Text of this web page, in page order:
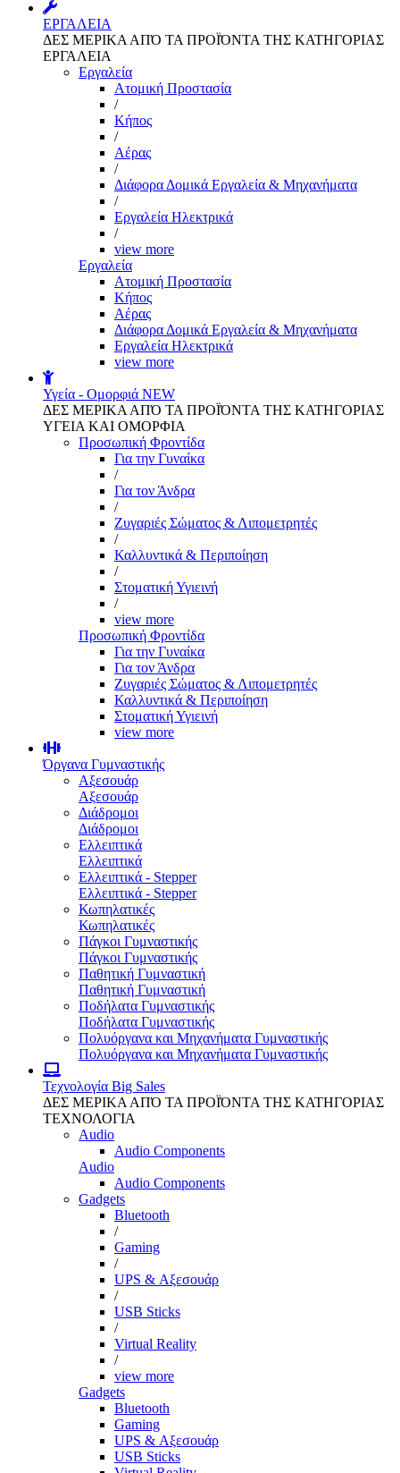
ΕΡΓΑΛΕΙΑ
ΔΕΣ ΜΕΡΙΚΑ ΑΠΌ ΤΑ ΠΡΟΪΌΝΤΑ ΤΗΣ ΚΑΤΗΓΟΡΙΑΣ
ΕΡΓΑΛΕΙΑ
Εργαλεία
Aτομική Προστασία
/
Kήπος
/
Αέρας
/
Διάφορα Δομικά Εργαλεία & Μηχανήματα
/
Εργαλεία Ηλεκτρικά
/
view more
Εργαλεία
Aτομική Προστασία
Kήπος
Αέρας
Διάφορα Δομικά Εργαλεία & Μηχανήματα
Εργαλεία Ηλεκτρικά
view more
Υγεία - Ομορφιά NEW
ΔΕΣ ΜΕΡΙΚΑ ΑΠΌ ΤΑ ΠΡΟΪΌΝΤΑ ΤΗΣ ΚΑΤΗΓΟΡΙΑΣ
ΥΓΕΙΑ ΚΑΙ ΟΜΟΡΦΙΑ
Προσωπική Φροντίδα
Για την Γυναίκα
/
Για τον Άνδρα
/
Ζυγαριές Σώματος & Λιπομετρητές
/
Καλλυντικά & Περιποίηση
/
Στοματική Υγιεινή
/
view more
Προσωπική Φροντίδα
Για την Γυναίκα
Για τον Άνδρα
Ζυγαριές Σώματος & Λιπομετρητές
Καλλυντικά & Περιποίηση
Στοματική Υγιεινή
view more
Όργανα Γυμναστικής
Αξεσουάρ
Αξεσουάρ
Διάδρομοι
Διάδρομοι
Ελλειπτικά
Ελλειπτικά
Ελλειπτικά - Stepper
Ελλειπτικά - Stepper
Κωπηλατικές
Κωπηλατικές
Πάγκοι Γυμναστικής
Πάγκοι Γυμναστικής
Παθητική Γυμναστική
Παθητική Γυμναστική
Ποδήλατα Γυμναστικής
Ποδήλατα Γυμναστικής
Πολυόργανα και Μηχανήματα Γυμναστικής
Πολυόργανα και Μηχανήματα Γυμναστικής
Τεχνολογία Big Sales
ΔΕΣ ΜΕΡΙΚΑ ΑΠΌ ΤΑ ΠΡΟΪΌΝΤΑ ΤΗΣ ΚΑΤΗΓΟΡΙΑΣ
ΤΕΧΝΟΛΟΓΙΑ
Audio
Audio Components
Audio
Audio Components
Gadgets
Bluetooth
/
Gaming
/
UPS & Αξεσουάρ
/
USB Sticks
/
Virtual Reality
/
view more
Gadgets
Bluetooth
Gaming
UPS & Αξεσουάρ
USB Sticks